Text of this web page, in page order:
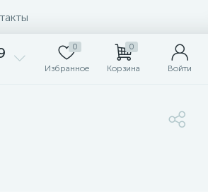
0
Избранное
0
Корзина Войти